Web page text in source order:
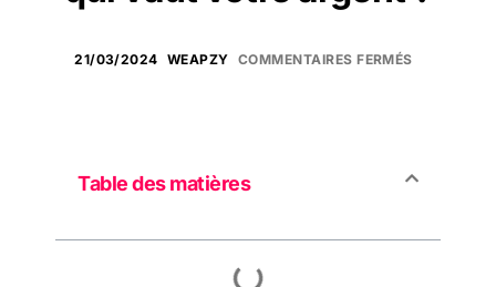
21/03/2024 WEAPZY COMMENTAIRES FERMÉS
Table des matières